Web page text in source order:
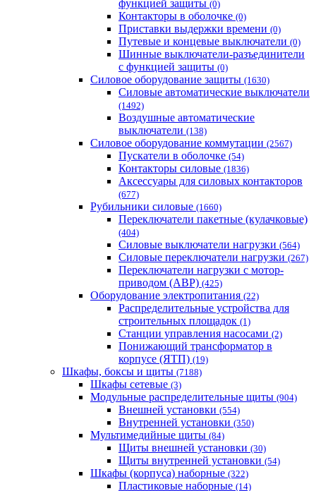
функцией защиты (0)
Контакторы в оболочке (0)
Приставки выдержки времени (0)
Путевые и концевые выключатели (0)
Шинные выключатели-разъединители
с функцией защиты (0)
Силовое оборудование защиты (1630)
Силовые автоматические выключатели
(1492)
Воздушные автоматические
выключатели (138)
Силовое оборудование коммутации (2567)
Пускатели в оболочке (54)
Контакторы силовые (1836)
Аксессуары для силовых контакторов
(677)
Рубильники силовые (1660)
Переключатели пакетные (кулачковые)
(404)
Силовые выключатели нагрузки (564)
Cиловые переключатели нагрузки (267)
Переключатели нагрузки с мотор-
приводом (АВР) (425)
Оборудование электропитания (22)
Распределительные устройства для
строительных площадок (1)
Станции управления насосами (2)
Понижающий трансформатор в
корпусе (ЯТП) (19)
Шкафы, боксы и щиты (7188)
Шкафы сетевые (3)
Модульные распределительные щиты (904)
Внешней установки (554)
Внутренней установки (350)
Мультимедийные щиты (84)
Щиты внешней установки (30)
Щиты внутренней установки (54)
Шкафы (корпуса) наборные (322)
Пластиковые наборные (14)